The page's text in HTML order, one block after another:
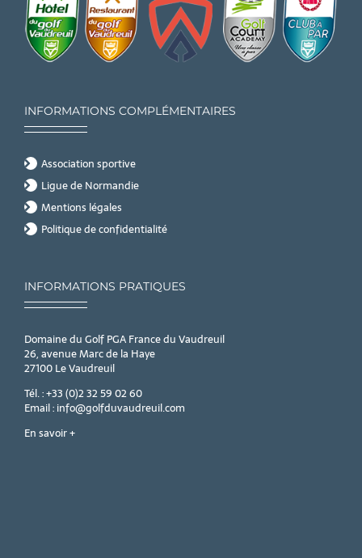
INFORMATIONS COMPLÉMENTAIRES
Association sportive
Ligue de Normandie
Mentions légales
Politique de confidentialité
INFORMATIONS PRATIQUES
Domaine du Golf PGA France du Vaudreuil
26, avenue Marc de la Haye
27100 Le Vaudreuil
Tél. : +33 (0)2 32 59 02 60
Email : info@golfduvaudreuil.com
En savoir +